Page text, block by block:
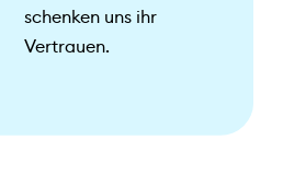
schenken uns ihr
Vertrauen.